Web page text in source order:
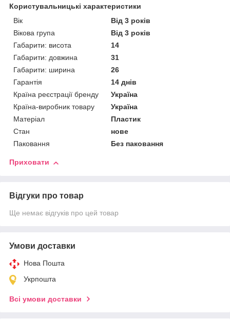
Користувальницькі характеристики
Вік
Від 3 років
Вікова група
Від 3 років
Габарити: висота
14
Габарити: довжина
31
Габарити: ширина
26
Гарантія
14 днів
Країна реєстрації бренду
Україна
Країна-виробник товару
Україна
Матеріал
Пластик
Стан
нове
Паковання
Без паковання
Приховати
Відгуки про товар
Ще немає відгуків про цей товар
Умови доставки
Нова Пошта
Укрпошта
Всі умови доставки